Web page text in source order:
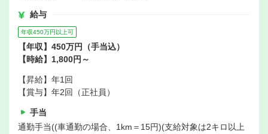
給与
年収450万円以上可
【年収】450万円（手当込）
【時給】1,800円～
【昇給】年1回
【賞与】年2回（正社員）
手当
通勤手当((車通勤の場合、1km＝15円)(支給対象は2キロ以上